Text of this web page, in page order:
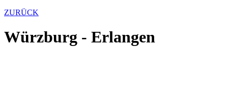
ZURÜCK
Würzburg - Erlangen